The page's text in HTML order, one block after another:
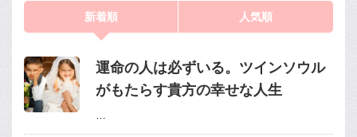
新着順 人気順
運命の人は必ずいる。ツインソウル
がもたらす貴方の幸せな人生
…